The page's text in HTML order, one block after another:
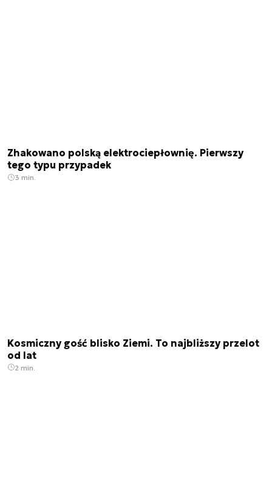
Zhakowano polską elektrociepłownię. Pierwszy
tego typu przypadek
3 min.
Kosmiczny gość blisko Ziemi. To najbliższy przelot
od lat
2 min.